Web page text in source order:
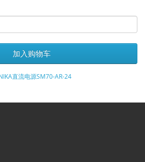
加入购物车
直流电源SM70-AR-24